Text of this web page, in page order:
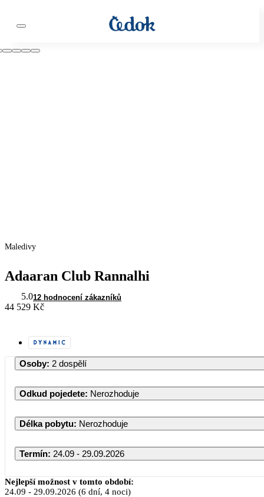
Maledivy
Adaaran Club Rannalhi
5.012 hodnocení zákazníků
44 529 Kč
Osoby: 2 dospělí
Odkud pojedete: Nerozhoduje
Délka pobytu: Nerozhoduje
Termín: 24.09 - 29.09.2026
Září 2026
Nejlepší možnost v tomto období:
24.09 - 29.09.2026 (6 dní, 4 noci)